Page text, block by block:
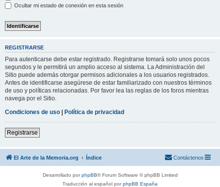
Ocultar mi estado de conexión en esta sesión
REGISTRARSE
Para autenticarse debe estar registrado. Registrarse tomará solo unos pocos
segundos y le permitirá un amplio acceso al sistema. La Administración del
Sitio puede además otorgar permisos adicionales a los usuarios registrados.
Antes de identificarse asegúrese de estar familiarizado con nuestros términos
de uso y políticas relacionadas. Por favor lea las reglas de los foros mientras
navega por el Sitio.
Condiciones de uso | Política de privacidad
Registrarse
El Arte de la Memoria.org Índice Contáctenos
Desarrollado porphpBB® Forum Software © phpBB Limited
Traducción al español porphpBB España